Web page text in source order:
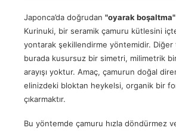
Japonca’da doğrudan "oyarak boşaltma"
Kurinuki, bir seramik çamuru kütlesini
yontarak şekillendirme yöntemidir.
burada kusursuz bir simetri, milimetrik
arayışı yoktur. Amaç, çamurun doğal
elinizdeki bloktan heykelsi, organik bir
çıkarmaktır.
Bu yöntemde çamuru hızla döndürmez